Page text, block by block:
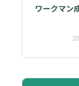
ワークマン